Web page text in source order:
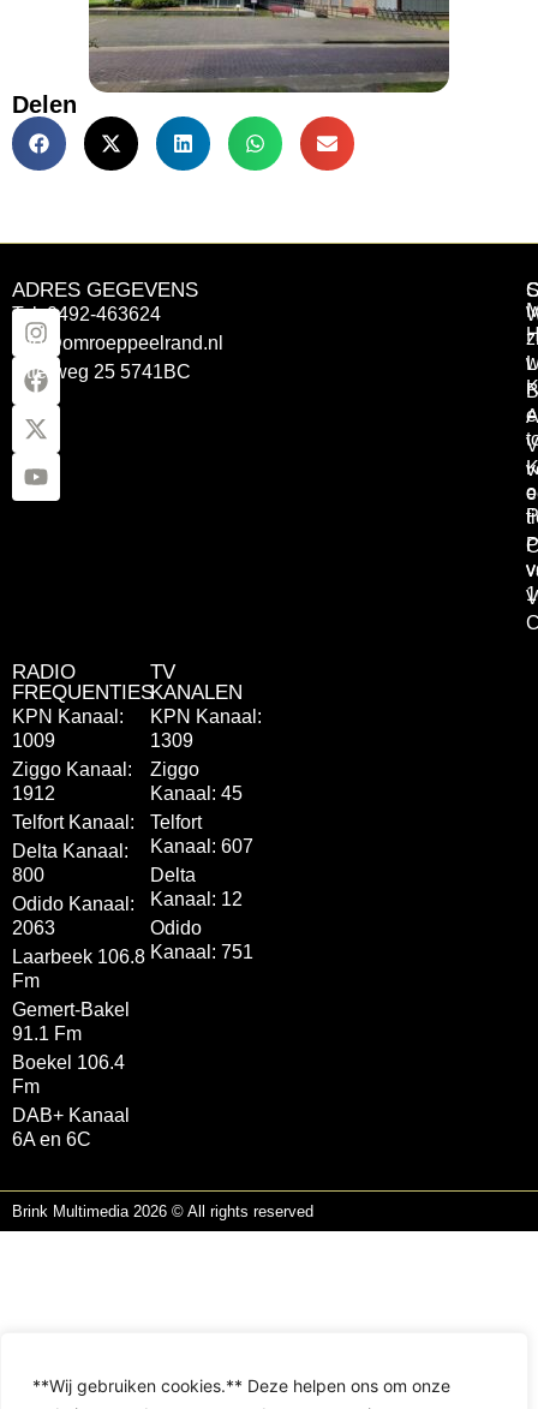
**Wij gebruiken cookies.** Deze helpen ons om onze
Delen
ADRES GEGEVENS
Tel: 0492-463624
info@omroeppeelrand.nl
Otterweg 25 5741BC
RADIO
FREQUENTIES
KPN Kanaal:
1009
Ziggo Kanaal:
1912
Telfort Kanaal:
Delta Kanaal:
800
Odido Kanaal:
2063
Laarbeek 106.8
Fm
Gemert-Bakel
91.1 Fm
Boekel 106.4
Fm
DAB+ Kanaal
6A en 6C
TV
KANALEN
KPN Kanaal:
1309
Ziggo
Kanaal: 45
Telfort
Kanaal: 607
Delta
Kanaal: 12
Odido
Kanaal: 751
Brink Multimedia 2026 © All rights reserved